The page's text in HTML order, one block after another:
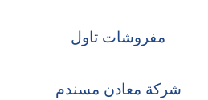
مفروشات تاول
شركة معادن مسندم